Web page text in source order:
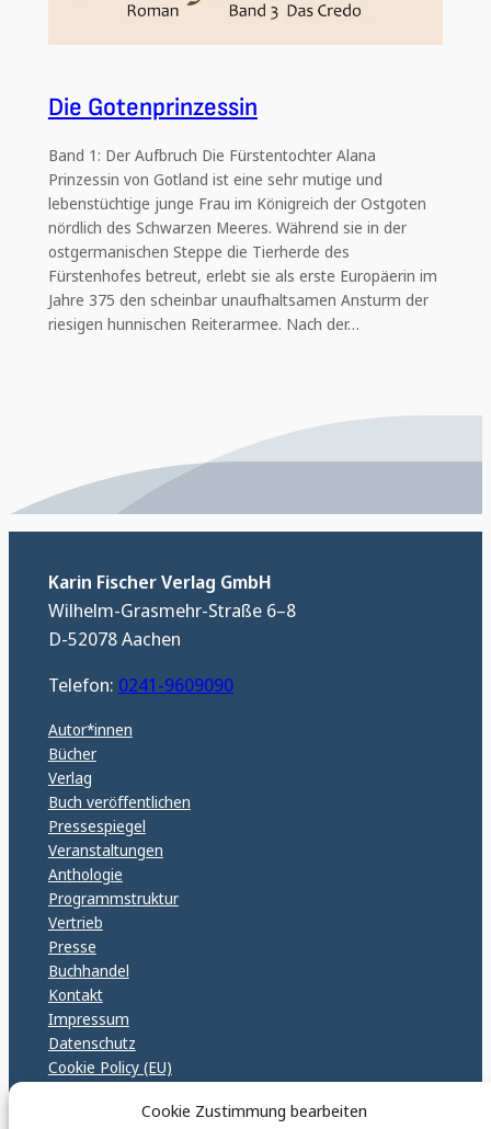
Cookie Zustimmung bearbeiten
Die Gotenprinzessin
Band 1: Der Aufbruch Die Fürstentochter Alana
Prinzessin von Gotland ist eine sehr mutige und
lebenstüchtige junge Frau im Königreich der Ostgoten
nördlich des Schwarzen Meeres. Während sie in der
ostgermanischen Steppe die Tierherde des
Fürstenhofes betreut, erlebt sie als erste Europäerin im
Jahre 375 den scheinbar unaufhaltsamen Ansturm der
riesigen hunnischen Reiterarmee. Nach der…
Karin Fischer Verlag GmbH
Wilhelm-Grasmehr-Straße 6–8
D-52078 Aachen
Telefon: 0241-9609090
Autor*innen
Bücher
Verlag
Buch veröffentlichen
Pressespiegel
Veranstaltungen
Anthologie
Programmstruktur
Vertrieb
Presse
Buchhandel
Kontakt
Impressum
Datenschutz
Cookie Policy (EU)